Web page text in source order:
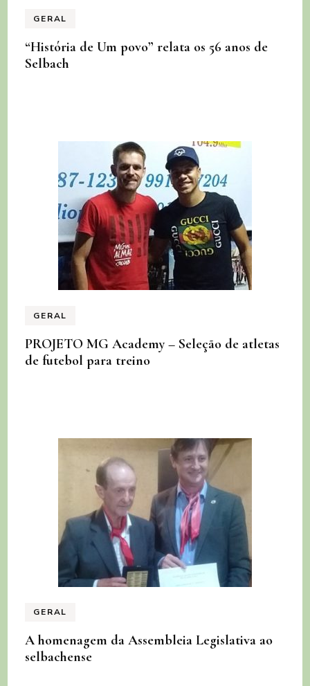
GERAL
“História de Um povo” relata os 56 anos de
Selbach
GERAL
PROJETO MG Academy – Seleção de atletas
de futebol para treino
GERAL
A homenagem da Assembleia Legislativa ao
selbachense